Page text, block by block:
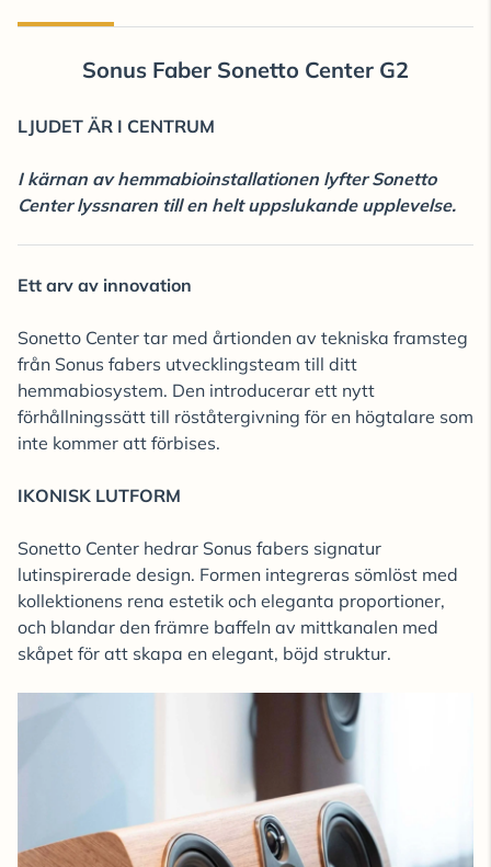
Sonus Faber Sonetto Center G2
LJUDET ÄR I CENTRUM
I kärnan av hemmabioinstallationen lyfter Sonetto
Center lyssnaren till en helt uppslukande upplevelse.
Ett arv av innovation
Sonetto Center tar med årtionden av tekniska framsteg
från Sonus fabers utvecklingsteam till ditt
hemmabiosystem. Den introducerar ett nytt
förhållningssätt till röståtergivning för en högtalare som
inte kommer att förbises.
IKONISK LUTFORM
Sonetto Center hedrar Sonus fabers signatur
lutinspirerade design. Formen integreras sömlöst med
kollektionens rena estetik och eleganta proportioner,
och blandar den främre baffeln av mittkanalen med
skåpet för att skapa en elegant, böjd struktur.